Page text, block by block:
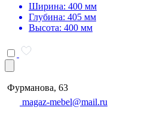
Ширина: 400 мм
Глубина: 405 мм
Высота: 400 мм
Фурманова, 63
magaz-mebel@mail.ru